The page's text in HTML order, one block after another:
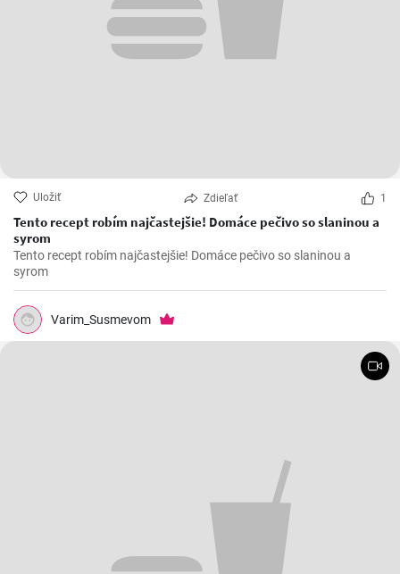
Uložiť Zdieľať 1
Tento recept robím najčastejšie! Domáce pečivo so slaninou a
syrom
Tento recept robím najčastejšie! Domáce pečivo so slaninou a
syrom
Varim_Susmevom